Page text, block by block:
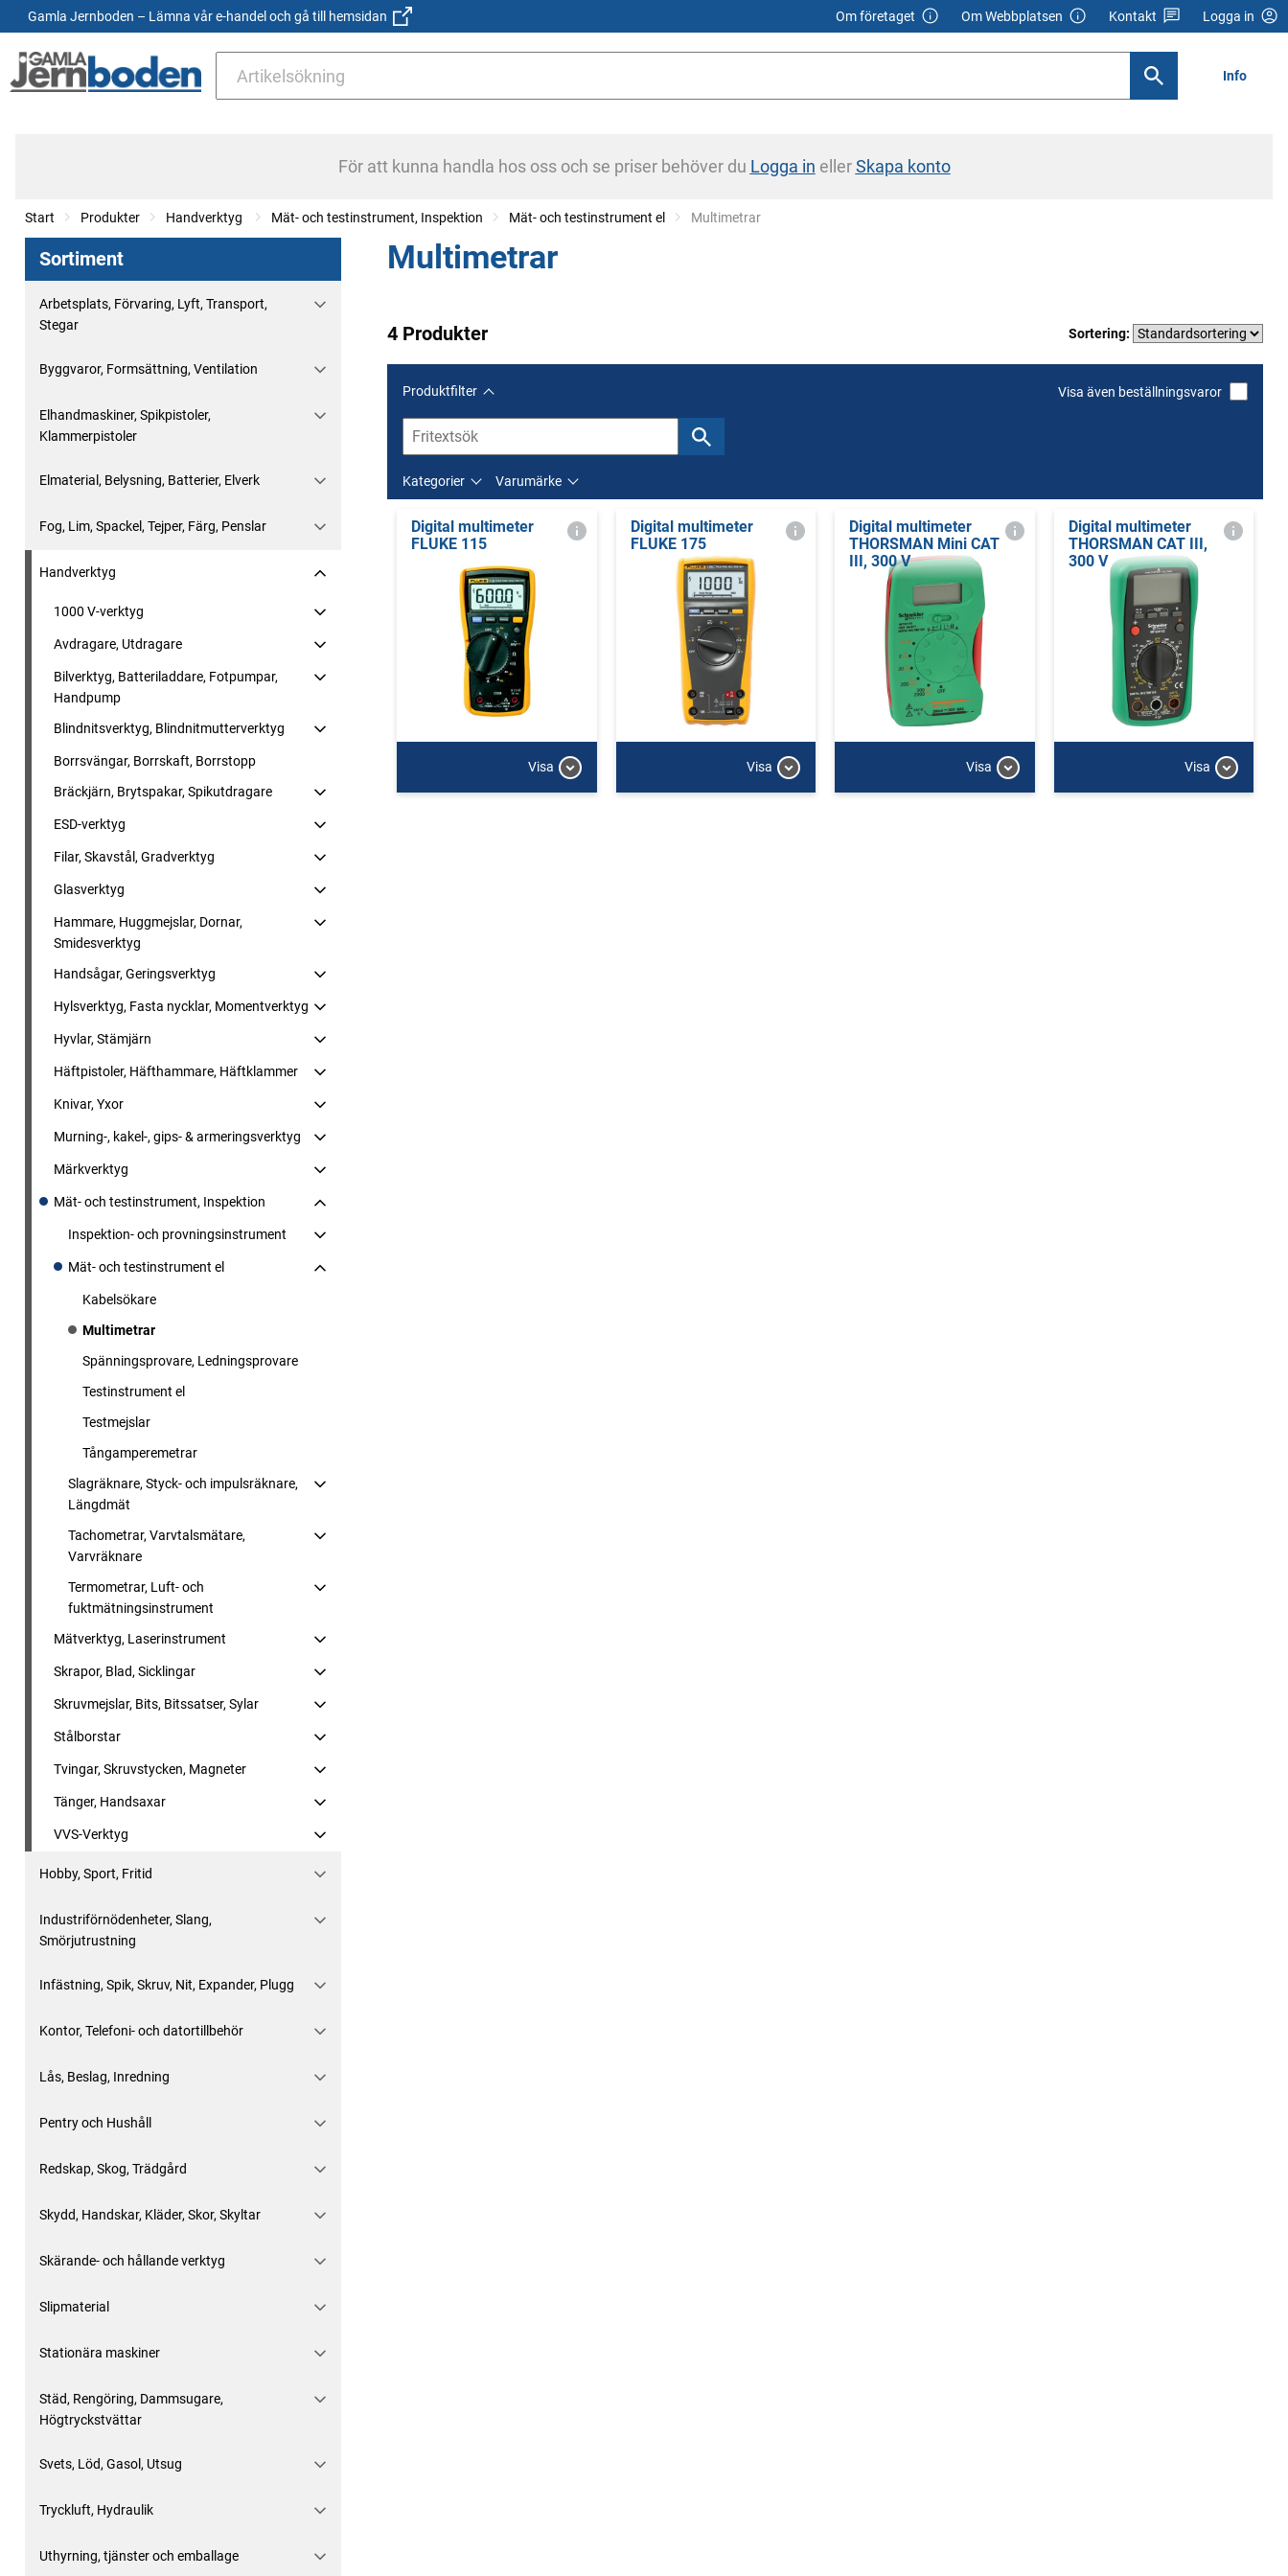
Gamla Jernboden – Lämna vår e-handel och gå till hemsidan Om företaget Om Webbplatsen Kontakt Logga in
Info
För att kunna handla hos oss och se priser behöver du Logga in ellerSkapa konto
Start Produkter Handverktyg Mät- och testinstrument, Inspektion Mät- och testinstrument el Current:
Multimetrar
Sortiment
Arbetsplats, Förvaring, Lyft, Transport,
Stegar
Byggvaror, Formsättning, Ventilation
Elhandmaskiner, Spikpistoler,
Klammerpistoler
Elmaterial, Belysning, Batterier, Elverk
Fog, Lim, Spackel, Tejper, Färg, Penslar
Handverktyg
1000 V-verktyg
Avdragare, Utdragare
Bilverktyg, Batteriladdare, Fotpumpar,
Handpump
Blindnitsverktyg, Blindnitmutterverktyg
Borrsvängar, Borrskaft, Borrstopp
Bräckjärn, Brytspakar, Spikutdragare
ESD-verktyg
Filar, Skavstål, Gradverktyg
Glasverktyg
Hammare, Huggmejslar, Dornar,
Smidesverktyg
Handsågar, Geringsverktyg
Hylsverktyg, Fasta nycklar, Momentverktyg
Hyvlar, Stämjärn
Häftpistoler, Häfthammare, Häftklammer
Knivar, Yxor
Murning-, kakel-, gips- & armeringsverktyg
Märkverktyg
Mät- och testinstrument, Inspektion
Inspektion- och provningsinstrument
Mät- och testinstrument el
Kabelsökare
Multimetrar
Spänningsprovare, Ledningsprovare
Testinstrument el
Testmejslar
Tångamperemetrar
Slagräknare, Styck- och impulsräknare,
Längdmät
Tachometrar, Varvtalsmätare,
Varvräknare
Termometrar, Luft- och
fuktmätningsinstrument
Mätverktyg, Laserinstrument
Skrapor, Blad, Sicklingar
Skruvmejslar, Bits, Bitssatser, Sylar
Stålborstar
Tvingar, Skruvstycken, Magneter
Tänger, Handsaxar
VVS-Verktyg
Hobby, Sport, Fritid
Industriförnödenheter, Slang,
Smörjutrustning
Infästning, Spik, Skruv, Nit, Expander, Plugg
Kontor, Telefoni- och datortillbehör
Lås, Beslag, Inredning
Pentry och Hushåll
Redskap, Skog, Trädgård
Skydd, Handskar, Kläder, Skor, Skyltar
Skärande- och hållande verktyg
Slipmaterial
Stationära maskiner
Städ, Rengöring, Dammsugare,
Högtryckstvättar
Svets, Löd, Gasol, Utsug
Tryckluft, Hydraulik
Uthyrning, tjänster och emballage
Multimetrar
4 Produkter Sortering:
Produktfilter Visa även beställningsvaror
Kategorier Varumärke
Digital multimeter
FLUKE 115
Visa
Digital multimeter
FLUKE 175
Visa
Digital multimeter
THORSMAN Mini CAT
III, 300 V
Visa
Digital multimeter
THORSMAN CAT III,
300 V
Visa